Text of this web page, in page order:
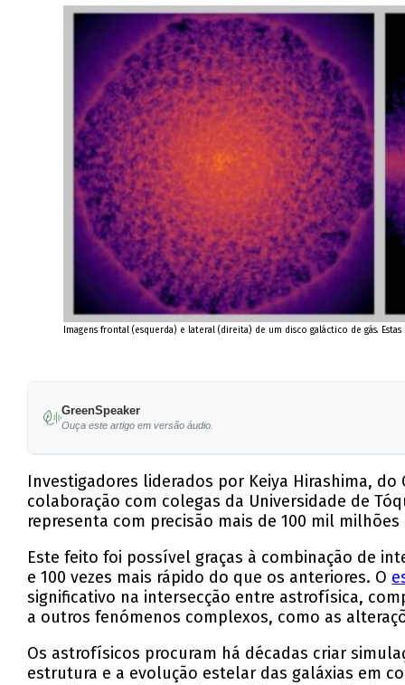
Imagens frontal (esquerda) e lateral (direita) de um disco galáctico de gás.
GreenSpeaker
Ouça este artigo em versão áudio.
Investigadores liderados por Keiya Hirashima, do
colaboração com colegas da Universidade de
representa com precisão mais de 100 mil
Este feito foi possível graças à combinação de
e 100 vezes mais rápido do que os anteriores. O
significativo na intersecção entre astrofísica,
a outros fenómenos complexos, como as
Os astrofísicos procuram há décadas criar
estrutura e a evolução estelar das galáxias em